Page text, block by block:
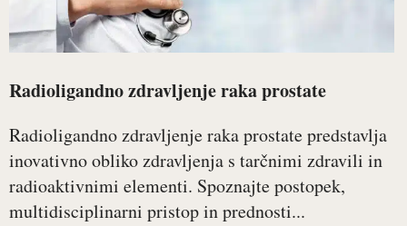
Radioligandno zdravljenje raka prostate
Radioligandno zdravljenje raka prostate predstavlja
inovativno obliko zdravljenja s tarčnimi zdravili in
radioaktivnimi elementi. Spoznajte postopek,
multidisciplinarni pristop in prednosti...